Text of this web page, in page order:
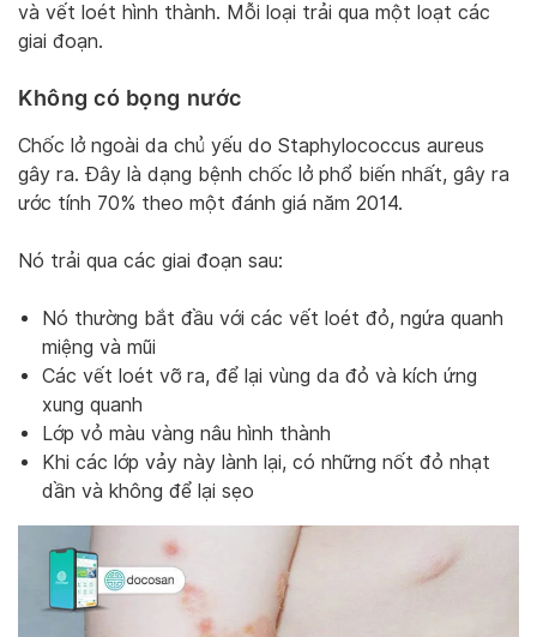
và vết loét hình thành. Mỗi loại trải qua một loạt các
giai đoạn.
Không có bọng nước
Chốc lở ngoài da chủ yếu do Staphylococcus aureus
gây ra. Đây là dạng bệnh chốc lở phổ biến nhất, gây ra
ước tính 70% theo một đánh giá năm 2014.
Nó trải qua các giai đoạn sau:
Nó thường bắt đầu với các vết loét đỏ, ngứa quanh
miệng và mũi
Các vết loét vỡ ra, để lại vùng da đỏ và kích ứng
xung quanh
Lớp vỏ màu vàng nâu hình thành
Khi các lớp vảy này lành lại, có những nốt đỏ nhạt
dần và không để lại sẹo